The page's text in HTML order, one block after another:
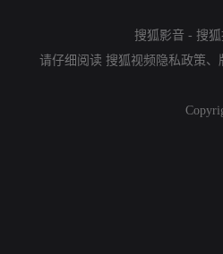
搜狐影音 - 搜
请仔细阅读 搜狐视频隐私政策、